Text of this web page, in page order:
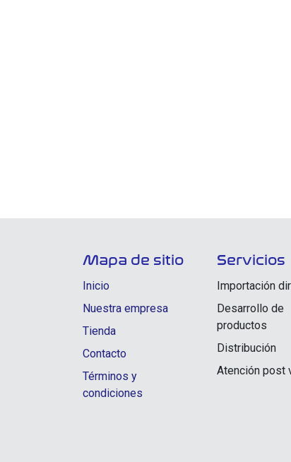
Mapa de sitio
Inicio
Nuestra empresa
Tienda
Contacto
Términos y
condiciones
Servicios
Importación
Desarrollo de
productos
Distribución
Atención post